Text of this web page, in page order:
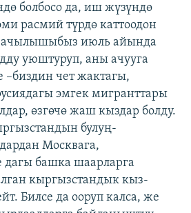
болбосо да, иш жүзүндө
расмий түрдө каттоодон
ачылышыбыз июль айында
уюштуруп, аны ачууга
–биздин чет жактагы,
эмгек мигранттары
өзгөчө жаш кыздар болду.
булуң-
Москвага,
дагы башка шаарларга
кыргызстандык кыз-
Билсе да ооруп калса, же